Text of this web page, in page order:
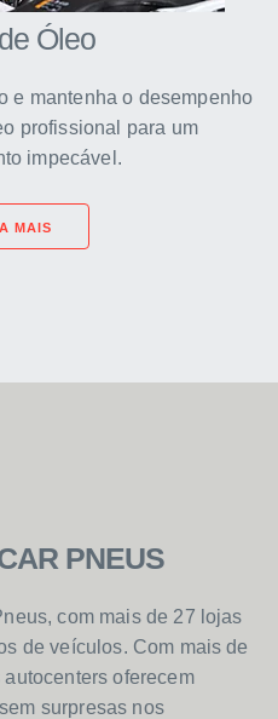
Óleo
e mantenha o desempenho
profissional para um
impecável.
MAIS
PNEUS
com mais de 27 lojas
de veículos. Com mais de
oferecem
surpresas nos